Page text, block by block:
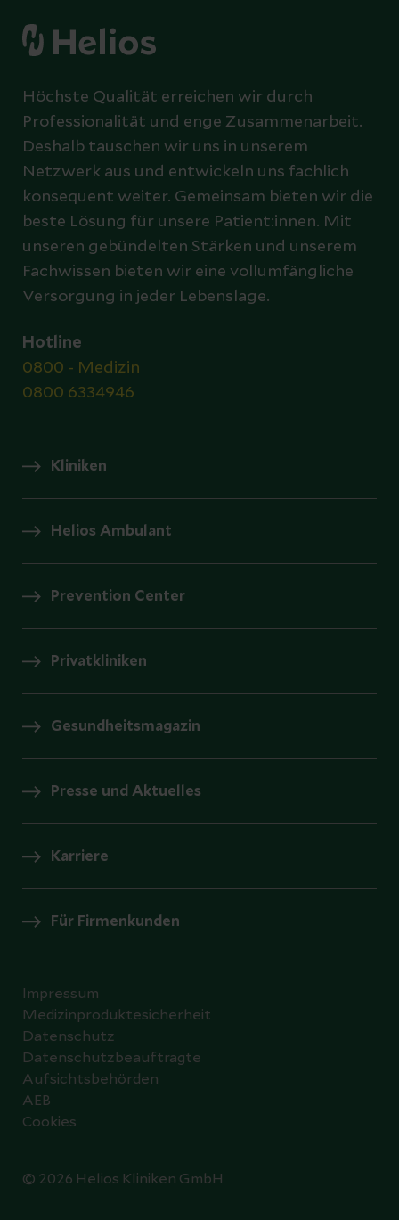
Höchste Qualität erreichen wir durch
Professionalität und enge Zusammenarbeit.
Deshalb tauschen wir uns in unserem
Netzwerk aus und entwickeln uns fachlich
konsequent weiter. Gemeinsam bieten wir die
beste Lösung für unsere Patient:innen. Mit
unseren gebündelten Stärken und unserem
Fachwissen bieten wir eine vollumfängliche
Versorgung in jeder Lebenslage.
Hotline
0800 - Medizin
0800 6334946
Kliniken
Helios Ambulant
Prevention Center
Privatkliniken
Gesundheitsmagazin
Presse und Aktuelles
Karriere
Für Firmenkunden
© 2026 Helios Kliniken GmbH
Impressum
Medizinproduktesicherheit
Datenschutz
Datenschutzbeauftragte
Aufsichtsbehörden
AEB
Cookies